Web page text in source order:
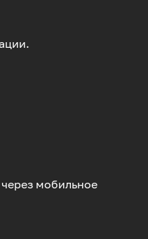
мобильное